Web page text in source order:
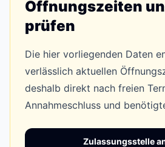
Öffnungszeiten
prüfen
Die hier vorliegenden Daten
verlässlich aktuellen
deshalb direkt nach freien
Annahmeschluss und
Zulassungsstelle